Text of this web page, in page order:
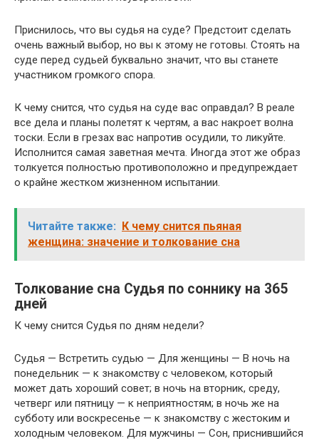
Приснилось, что вы судья на суде? Предстоит сделать
очень важный выбор, но вы к этому не готовы. Стоять на
суде перед судьей буквально значит, что вы станете
участником громкого спора.
К чему снится, что судья на суде вас оправдал? В реале
все дела и планы полетят к чертям, а вас накроет волна
тоски. Если в грезах вас напротив осудили, то ликуйте.
Исполнится самая заветная мечта. Иногда этот же образ
толкуется полностью противоположно и предупреждает
о крайне жестком жизненном испытании.
Читайте также: К чему снится пьяная
женщина: значение и толкование сна
Толкование сна Судья по соннику на 365
дней
К чему снится Судья по дням недели?
Судья — Встретить судью — Для женщины — В ночь на
понедельник — к знакомству с человеком, который
может дать хороший совет; в ночь на вторник, среду,
четверг или пятницу — к неприятностям; в ночь же на
субботу или воскресенье — к знакомству с жестоким и
холодным человеком. Для мужчины — Сон, приснившийся